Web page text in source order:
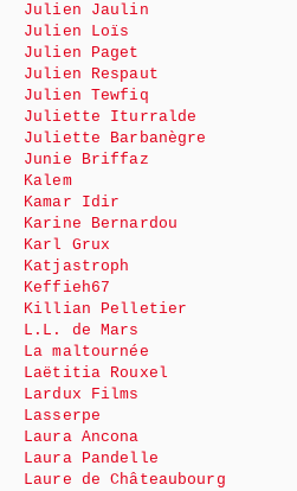
Julien Jaulin
Julien Loïs
Julien Paget
Julien Respaut
Julien Tewfiq
Juliette Iturralde
Juliette Barbanègre
Junie Briffaz
Kalem
Kamar Idir
Karine Bernardou
Karl Grux
Katjastroph
Keffieh67
Killian Pelletier
L.L. de Mars
La maltournée
Laëtitia Rouxel
Lardux Films
Lasserpe
Laura Ancona
Laura Pandelle
Laure de Châteaubourg